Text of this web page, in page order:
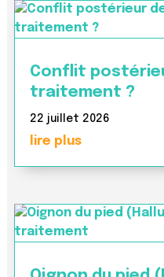
Conflit
traitement ?
22 juillet 2026
lire plus